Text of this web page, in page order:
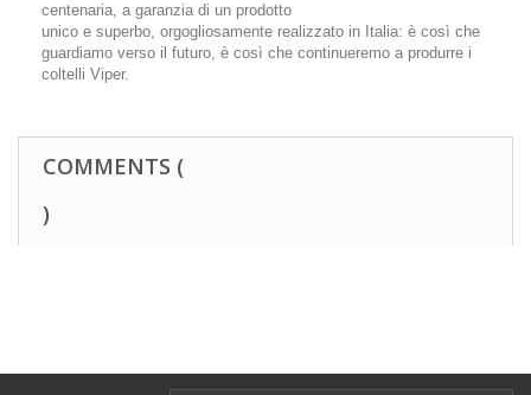
centenaria, a garanzia di un prodotto
unico e superbo, orgogliosamente realizzato in Italia: è così che
guardiamo verso il futuro, è così che continueremo a produrre i
coltelli Viper.
COMMENTS (
)